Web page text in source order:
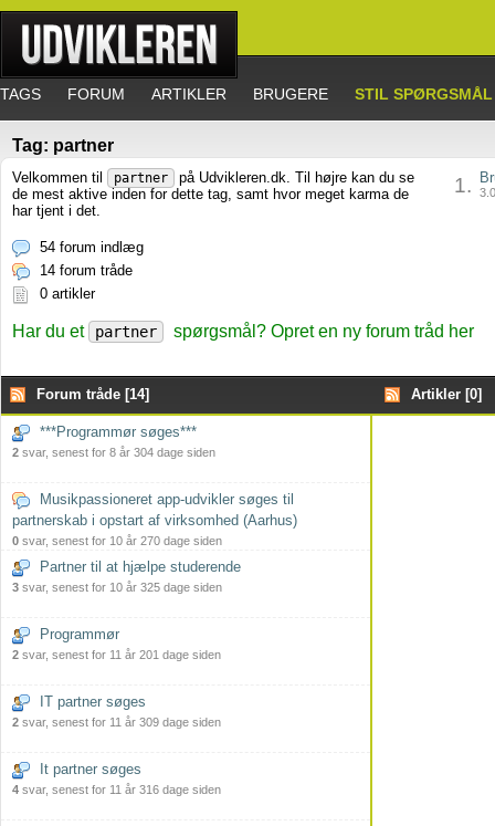
TAGS FORUM ARTIKLER BRUGERE STIL SPØRGSMÅL
Tag: partner
Velkommen til partner
på Udvikleren.dk. Til højre kan du se
de mest aktive inden for dette tag, samt hvor meget karma de
har tjent i det.
54 forum indlæg
14 forum tråde
0 artikler
1.
Har du et partner spørgsmål? Opret en ny forum tråd her
Forum tråde [14] Artikler [0]
***Programmør søges***
2 svar, senest for 8 år 304 dage siden
Musikpassioneret app-udvikler søges til
partnerskab i opstart af virksomhed (Aarhus)
0 svar, senest for 10 år 270 dage siden
Partner til at hjælpe studerende
3 svar, senest for 10 år 325 dage siden
Programmør
2 svar, senest for 11 år 201 dage siden
IT partner søges
2 svar, senest for 11 år 309 dage siden
It partner søges
4 svar, senest for 11 år 316 dage siden